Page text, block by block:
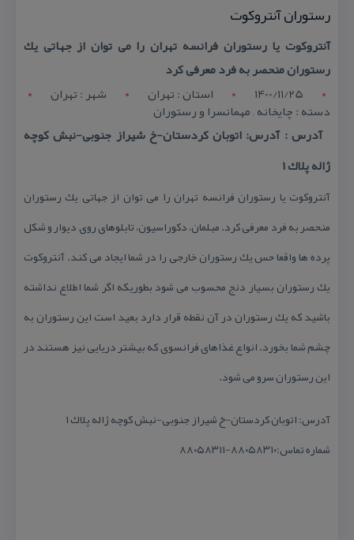
رستوران آنتروكوت
آنتروكوت یا رستوران فرانسه تهران را می توان از جهاتی یك
رستوران منحصر به فرد معرفی كرد
1400/11/25
استان : تهران شهر : تهران
دسته : چایخانه , مهمانسرا و رستوران
آدرس : آدرس: اتوبان كردستان-خ شیراز جنوبی-نبش كوچه
ژاله پلاك ۱
آنتروكوت یا رستوران فرانسه تهران را می توان از جهاتی یك رستوران
منحصر به فرد معرفی كرد. مبلمان، دكوراسیون، تابلوهای روی دیوار و شكل
پرده ها واقعا حس یك رستوران خارجی را در شما ایجاد می كند. آنتروكوت
یك رستوران بسیار دنج محسوب می شود بطوریكه اگر شما اطلاع نداشته
باشید كه یك رستوران در آن نقطه قرار دارد بعید است این رستوران به
چشم شما بخورد. انواع غذاهای فرانسوی كه بیشتر دریایی نیز هستند در
این رستوران سرو می شود.
آدرس: اتوبان كردستان-خ شیراز جنوبی-نبش كوچه ژاله پلاك ۱
شماره تماس:۸۸۰۵۸۳۱۰-۸۸۰۵۸۳۱۱